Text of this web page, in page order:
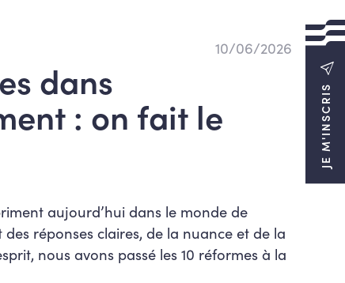
JE M'INSCRIS
10/06/2026
dans
: on fait le
aujourd’hui dans le monde de
des réponses claires, de la nuance et de la
nous avons passé les 10 réformes à la